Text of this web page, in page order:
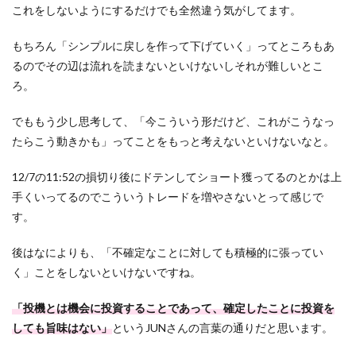
これをしないようにするだけでも全然違う気がしてます。
もちろん「シンプルに戻しを作って下げていく」ってところもあ
るのでその辺は流れを読まないといけないしそれが難しいとこ
ろ。
でももう少し思考して、「今こういう形だけど、これがこうなっ
たらこう動きかも」ってことをもっと考えないといけないなと。
12/7の11:52の損切り後にドテンしてショート獲ってるのとかは上
手くいってるのでこういうトレードを増やさないとって感じで
す。
後はなによりも、「不確定なことに対しても積極的に張ってい
く」ことをしないといけないですね。
「投機とは機会に投資することであって、確定したことに投資を
しても旨味はない」というJUNさんの言葉の通りだと思います。